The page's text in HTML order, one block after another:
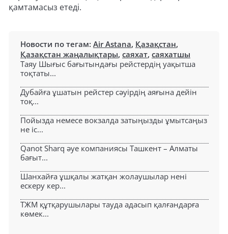
қамтамасыз етеді.
Новости по тегам: Air Astana, Қазақстан,
Қазақстан жаңалықтары, саяхат, саяхатшы
Таяу Шығыс бағытындағы рейстердің уақытша
тоқтаты...
Дубайға ұшатын рейстер сәуірдің аяғына дейін
тоқ...
Пойызда немесе вокзалда затыңызды ұмытсаңыз
не іс...
Qanot Sharq әуе компаниясы Ташкент – Алматы
бағыт...
Шанхайға ұшқалы жатқан жолаушылар нені
ескеру кер...
ТЖМ құтқарушылары тауда адасып қалғандарға
көмек...